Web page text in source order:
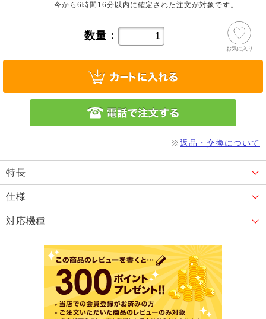
今から6時間16分 以内に確定された注文が対象です。
数量：
お気に入り
※返品・交換について
特長
仕様
対応機種